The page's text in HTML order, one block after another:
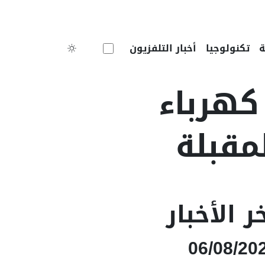
تكنولوجيا أخبار التلفزيون
الأخبار
06/08/